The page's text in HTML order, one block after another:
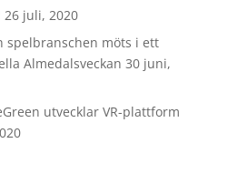
26 juli, 2020
spelbranschen möts i ett
Almedalsveckan 30 juni,
utvecklar VR-plattform